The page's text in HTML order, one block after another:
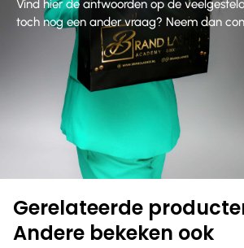
Vind hier de antwoorden op de
toch nog een ander vraag? Neem dan
Gerelateerde
Andere bekeken ook